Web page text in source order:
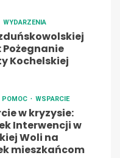
WYDARZENIA
Kochelskiej
POMOC WSPARCIE
w kryzysie:
Interwencji w
Woli na
mieszkańcom